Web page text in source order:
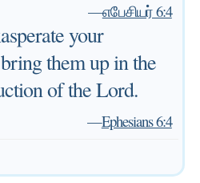
—எபேசியர் 6:4
your
them up in the
of the Lord.
—Ephesians 6:4